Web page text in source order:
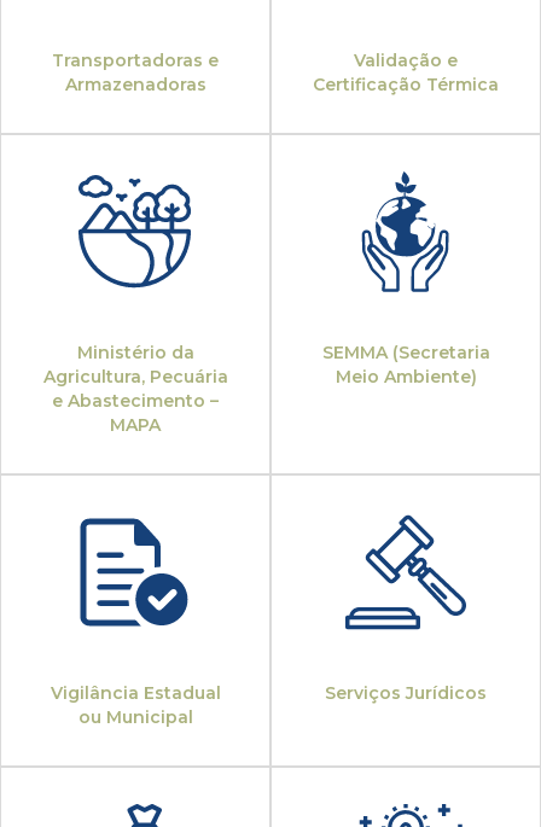
Transportadoras e
Armazenadoras
Validação e
Certificação Térmica
Ministério da
Agricultura, Pecuária
e Abastecimento –
MAPA
SEMMA (Secretaria
Meio Ambiente)
Vigilância Estadual
ou Municipal
Serviços Jurídicos